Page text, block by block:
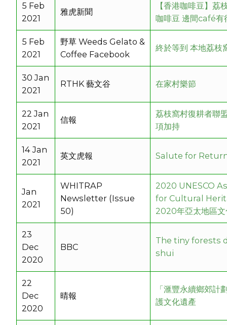
5 Feb
2021
雅虎新聞
【香港咖啡豆】
咖啡豆 邊間café有
5 Feb
2021
野草 Weeds Gelato &
Coffee Facebook
終於等到 本地荔枝
30 Jan
2021
RTHK 藝文谷 在家村樂節
22 Jan
2021
信報
荔枝窩村復耕者聯
項加持
14 Jan
2021
英文虎報 Salute for
Jan
2021
WHITRAP
Newsletter (Issue
50)
2020 UNESCO
for Cultural
2020年亞太地區
23
Dec
2020
BBC
The tiny forests
shui
22
Dec
2020
晴報
「滙豐永續鄉郊計
護文化遺產